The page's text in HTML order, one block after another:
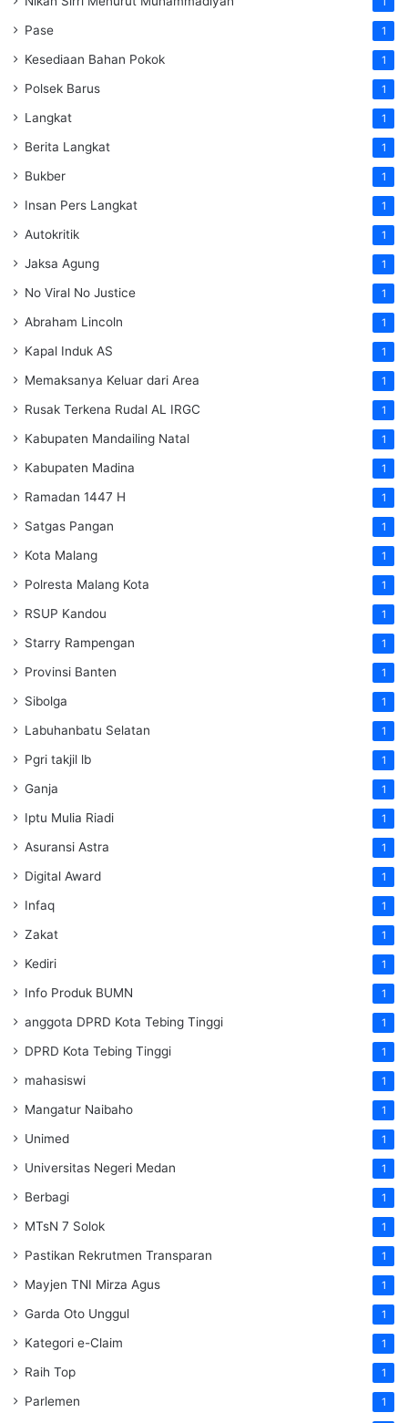
Pase 1
Kesediaan Bahan Pokok 1
Polsek Barus 1
Langkat 1
Berita Langkat 1
Bukber 1
Insan Pers Langkat 1
Autokritik 1
Jaksa Agung 1
No Viral No Justice 1
Abraham Lincoln 1
Kapal Induk AS 1
Memaksanya Keluar dari Area 1
Rusak Terkena Rudal AL IRGC 1
Kabupaten Mandailing Natal 1
Kabupaten Madina 1
Ramadan 1447 H 1
Satgas Pangan 1
Kota Malang 1
Polresta Malang Kota 1
RSUP Kandou 1
Starry Rampengan 1
Provinsi Banten 1
Sibolga 1
Labuhanbatu Selatan 1
Pgri takjil lb 1
Ganja 1
Iptu Mulia Riadi 1
Asuransi Astra 1
Digital Award 1
Infaq 1
Zakat 1
Kediri 1
Info Produk BUMN 1
anggota DPRD Kota Tebing Tinggi 1
DPRD Kota Tebing Tinggi 1
mahasiswi 1
Mangatur Naibaho 1
Unimed 1
Universitas Negeri Medan 1
Berbagi 1
MTsN 7 Solok 1
Pastikan Rekrutmen Transparan 1
Mayjen TNI Mirza Agus 1
Garda Oto Unggul 1
Kategori e-Claim 1
Raih Top 1
Parlemen 1